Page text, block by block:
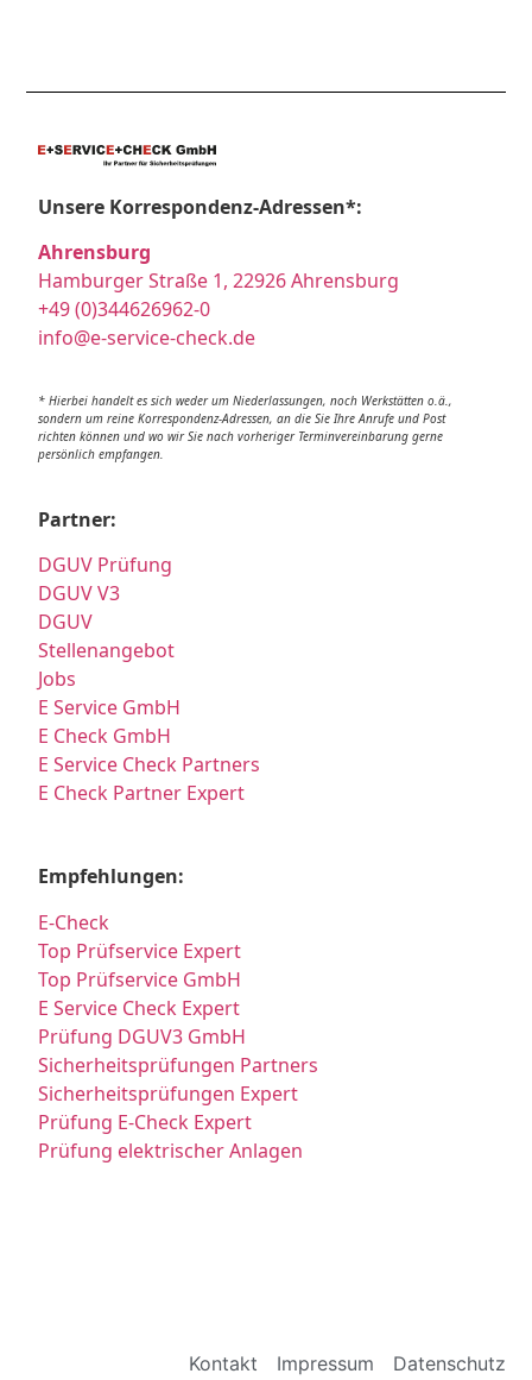
Unsere Korrespondenz-Adressen*:
Ahrensburg
Hamburger Straße 1, 22926 Ahrensburg
+49 (0)344626962-0
info@e-service-check.de
* Hierbei handelt es sich weder um Niederlassungen, noch Werkstätten o.ä.,
sondern um reine Korrespondenz-Adressen, an die Sie Ihre Anrufe und Post
richten können und wo wir Sie nach vorheriger Terminvereinbarung gerne
persönlich empfangen.
Partner:
DGUV Prüfung
DGUV V3
DGUV
Stellenangebot
Jobs
E Service GmbH
E Check GmbH
E Service Check Partners
E Check Partner Expert
Empfehlungen:
E-Check
Top Prüfservice Expert
Top Prüfservice GmbH
E Service Check Expert
Prüfung DGUV3 GmbH
Sicherheitsprüfungen Partners
Sicherheitsprüfungen Expert
Prüfung E-Check Expert
Prüfung elektrischer Anlagen
Kontakt Impressum Datenschutz